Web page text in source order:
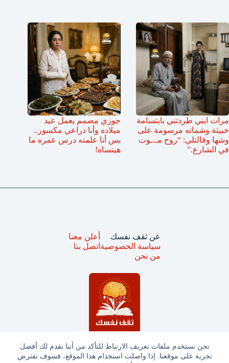
نحن نستخدم ملفات تعريف الارتباط للتأكد من أننا نقدم لك أفضل
تجربة على موقعنا. إذا واصلت استخدام هذا الموقع، فسوف نفترض
مرات ابني طردتني بابتسامة
خبيثة وشماته مرسومة على
وشها وقالتلي: “روح مـ.ـوت
في الشارع.”
جوزي مصمم يعمل عيد
ميلاده وأنا دراعي مكسور..
بس أنا علمته درس عمره ما
هينساه!
عن ثقف نفسك
سياسة الخصوصية
من نحن
أعلن معنا
اتصل بنا